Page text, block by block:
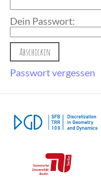
Dein Passwort:
Passwort vergessen